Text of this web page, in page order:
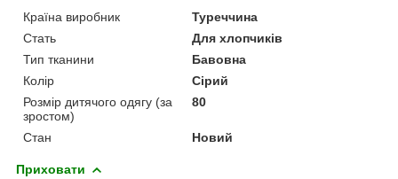
Країна виробник
Туреччина
Стать
Для хлопчиків
Тип тканини
Бавовна
Колір
Сірий
Розмір дитячого одягу (за
зростом)
80
Стан Новий
Приховати